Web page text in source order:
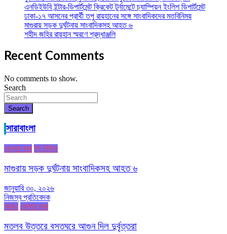
এনডিইউবি ইন্টার-ডিপার্টমেন্ট ক্রিকেট টুর্নামেন্টে চ্যাম্পিয়ন ইংলিশ ডিপার্টমেন্ট
ঢাকা-১৭ আসনের প্রার্থী তপু রায়হানের সঙ্গে সাংবাদিকদের মতবিনিময়
মাগুরায় সড়ক দুর্ঘটনায় সাংবাদিকসহ আহত ৬
শহীদ জহির রায়হান স্মরণে শ্রদ্ধাঞ্জলি
Recent Comments
No comments to show.
Search
Search
সারাবাংলা
জেলার খবর টপ নিউজ
মাগুরায় সড়ক দুর্ঘটনায় সাংবাদিকসহ আহত ৬
জানুয়ারি ৩০, ২০২৬
নিজস্ব প্রতিবেদক
আরও জেলার খবর
মতলব উত্তরে বসতঘরে আগুন দিল দুর্বৃত্তরা